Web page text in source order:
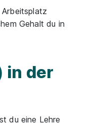
Gehalt du in
in der
du eine Lehre